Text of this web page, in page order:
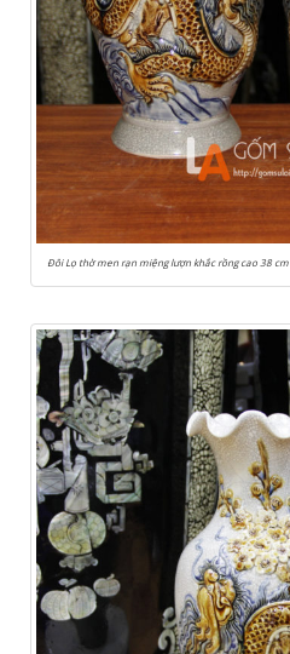
Đôi Lọ thờ men rạn miệng lượn khắc rồng cao 38 cm